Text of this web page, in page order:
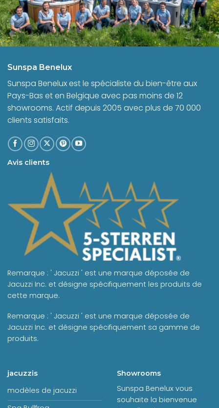
Sunspa Benelux
Sunspa Benelux est le spécialiste du bien-être aux
Pays-Bas et en Belgique avec pas moins de 12
showrooms. Actif depuis 2005 avec plus de 70 000
clients satisfaits.
Avis clients
Remarque : ' Jacuzzi ' est une marque déposée de
Jacuzzi Inc. et désigne spécifiquement les produits de
cette marque.
Remarque : ' Jacuzzi ' est une marque déposée de
Jacuzzi Inc. et désigne spécifiquement sa gamme de
produits.
jacuzzis
modèles de jacuzzi
Showrooms
Sunspa Benelux vous
souhaite la bienvenue